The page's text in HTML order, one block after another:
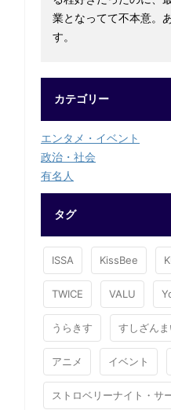
業となってて不本意。
す。
カテゴリー
エンタメ・イベント
政治・社会
有名人
タグ
ISSA KissBee
TWICE VALU
うらきす すしざん
アニメ イベント
ストロベリーナイト・サ